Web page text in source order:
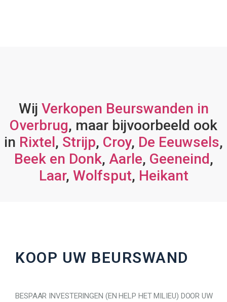
Wij Verkopen Beurswanden in
Overbrug, maar bijvoorbeeld ook
in Rixtel, Strijp, Croy, De Eeuwsels,
Beek en Donk, Aarle, Geeneind,
Laar, Wolfsput, Heikant
KOOP UW BEURSWAND
BESPAAR INVESTERINGEN (EN HELP HET MILIEU) DOOR UW